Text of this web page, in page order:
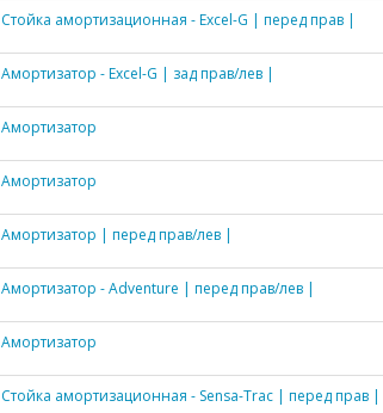
Стойка амортизационная - Excel-G | перед прав |
Амортизатор - Excel-G | зад прав/лев |
Амортизатор
Амортизатор
Амортизатор | перед прав/лев |
Амортизатор - Adventure | перед прав/лев |
Амортизатор
Стойка амортизационная - Sensa-Trac | перед прав |